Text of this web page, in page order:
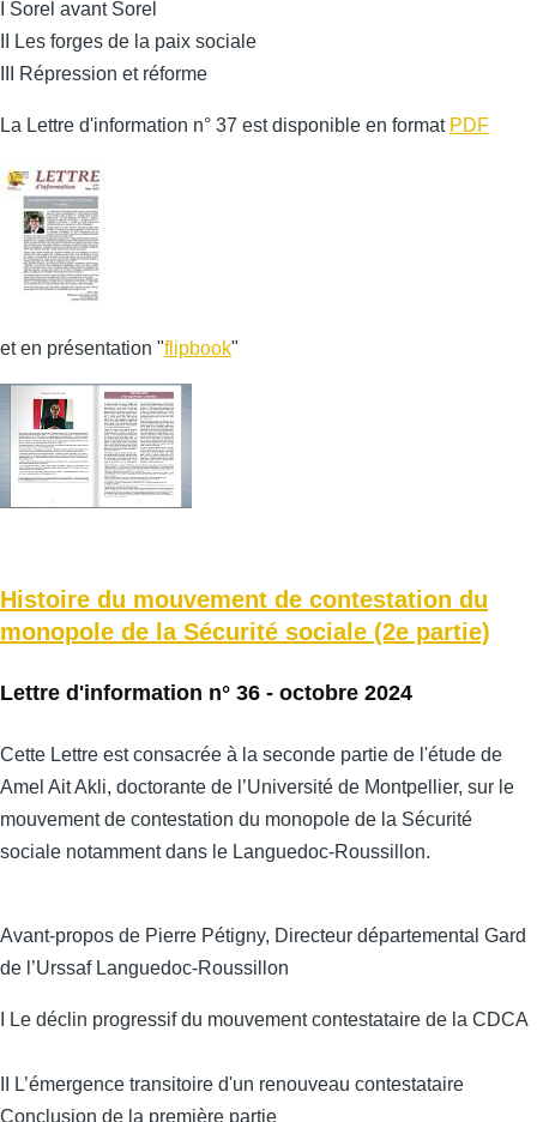
I Sorel avant Sorel
II Les forges de la paix sociale
III Répression et réforme
La Lettre d'information n° 37 est disponible en format PDF
et en présentation "flipbook"
Histoire du mouvement de contestation du
monopole de la Sécurité sociale (2e partie)
Lettre d'information n° 36 - octobre 2024
Cette Lettre est consacrée à la seconde partie de l'étude de
Amel Ait Akli, doctorante de l’Université de Montpellier, sur le
mouvement de contestation du monopole de la Sécurité
sociale notamment dans le Languedoc-Roussillon.
Avant-propos de Pierre Pétigny, Directeur départemental Gard
de l’Urssaf Languedoc-Roussillon
I Le déclin progressif du mouvement contestataire de la CDCA
II L’émergence transitoire d'un renouveau contestataire
Conclusion de la première partie